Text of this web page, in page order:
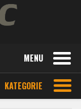
MENU
KATEGORIE